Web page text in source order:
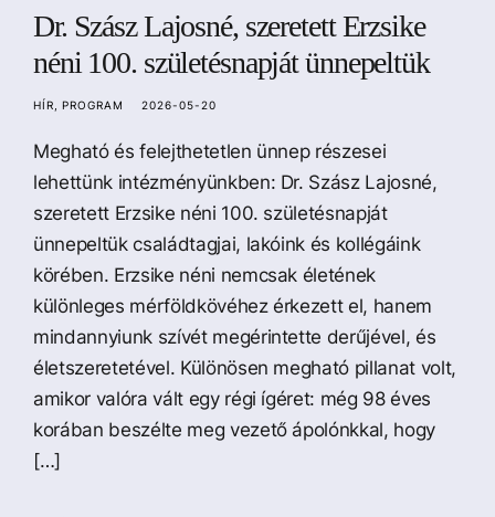
Dr. Szász Lajosné, szeretett Erzsike
néni 100. születésnapját ünnepeltük
HÍR PROGRAM 2026-05-20
Megható és felejthetetlen ünnep részesei
lehettünk intézményünkben: Dr. Szász Lajosné,
szeretett Erzsike néni 100. születésnapját
ünnepeltük családtagjai, lakóink és kollégáink
körében. Erzsike néni nemcsak életének
különleges mérföldkövéhez érkezett el, hanem
mindannyiunk szívét megérintette derűjével, és
életszeretetével. Különösen megható pillanat volt,
amikor valóra vált egy régi ígéret: még 98 éves
korában beszélte meg vezető ápolónkkal, hogy
[…]